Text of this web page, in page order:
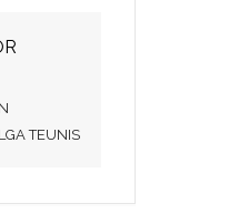
TEUNIS